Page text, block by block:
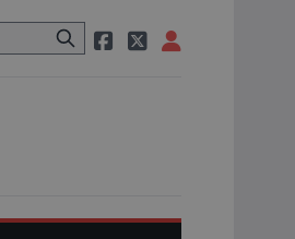
taxi, nasedne do něj a už ho nikdy